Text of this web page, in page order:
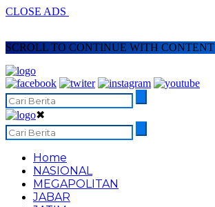
CLOSE ADS
SCROLL TO CONTINUE WITH CONTENT
✖
Home
NASIONAL
MEGAPOLITAN
JABAR